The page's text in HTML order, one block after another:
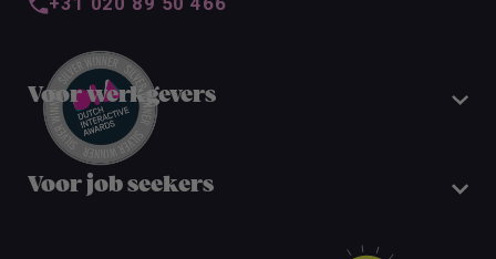
Voor werkgevers
Voor job seekers